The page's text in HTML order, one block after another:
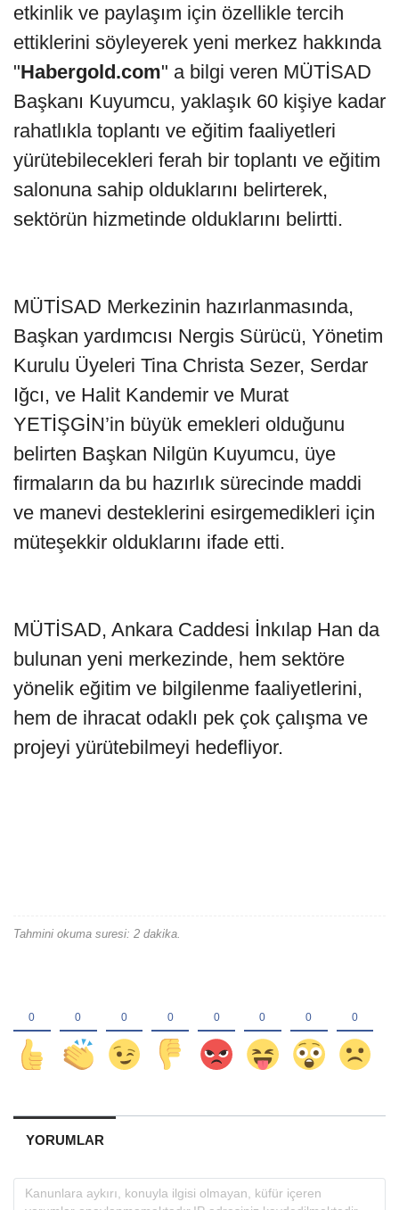
etkinlik ve paylaşım için özellikle tercih
ettiklerini söyleyerek yeni merkez hakkında
"Habergold.com" a bilgi veren MÜTİSAD
Başkanı Kuyumcu, yaklaşık 60 kişiye kadar
rahatlıkla toplantı ve eğitim faaliyetleri
yürütebilecekleri ferah bir toplantı ve eğitim
salonuna sahip olduklarını belirterek,
sektörün hizmetinde olduklarını belirtti.
MÜTİSAD Merkezinin hazırlanmasında,
Başkan yardımcısı Nergis Sürücü, Yönetim
Kurulu Üyeleri Tina Christa Sezer, Serdar
Iğcı, ve Halit Kandemir ve Murat
YETİŞGİN’in büyük emekleri olduğunu
belirten Başkan Nilgün Kuyumcu, üye
firmaların da bu hazırlık sürecinde maddi
ve manevi desteklerini esirgemedikleri için
müteşekkir olduklarını ifade etti.
MÜTİSAD, Ankara Caddesi İnkılap Han da
bulunan yeni merkezinde, hem sektöre
yönelik eğitim ve bilgilenme faaliyetlerini,
hem de ihracat odaklı pek çok çalışma ve
projeyi yürütebilmeyi hedefliyor.
Tahmini okuma suresi: 2 dakika.
YORUMLAR